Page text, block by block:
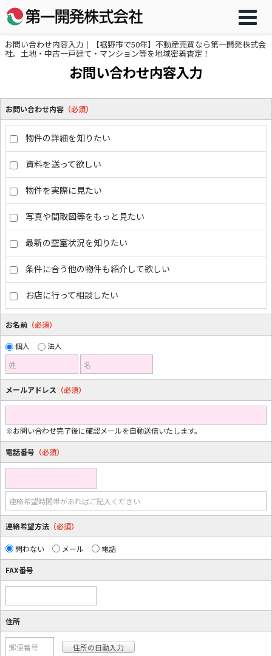
お問い合わせ内容入力｜【裾野市で50年】不動産売買なら第一開発株式会
社。土地・中古一戸建て・マンション等を地域密着査定！
お問い合わせ内容入力
お問い合わせ内容 （必須）
物件の詳細を知りたい
資料を送って欲しい
物件を実際に見たい
写真や間取図等をもっと見たい
最新の空室状況を知りたい
条件に合う他の物件も紹介して欲しい
お店に行って相談したい
お名前 （必須）
個人
法人
姓
名
メールアドレス （必須）
※お問い合わせ完了後に確認メールを自動送信いたします。
電話番号 （必須）
連絡希望時間帯があればご記入ください
連絡希望方法 （必須）
問わない メール 電話
FAX番号
住所
郵便番号